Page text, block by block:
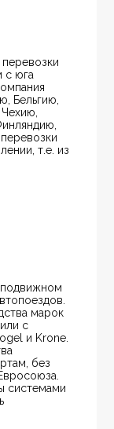
с юга
Бельгию,
т.е. из
подвижном
марок
с
и Krone.
без
системами